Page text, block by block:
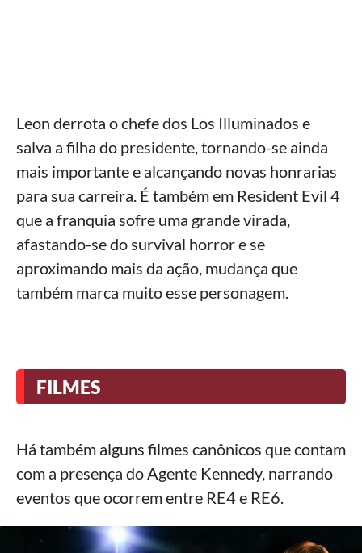
Leon derrota o chefe dos Los Illuminados e
salva a filha do presidente, tornando-se ainda
mais importante e alcançando novas honrarias
para sua carreira. É também em Resident Evil 4
que a franquia sofre uma grande virada,
afastando-se do survival horror e se
aproximando mais da ação, mudança que
também marca muito esse personagem.
FILMES
Há também alguns filmes canônicos que contam
com a presença do Agente Kennedy, narrando
eventos que ocorrem entre RE4 e RE6.